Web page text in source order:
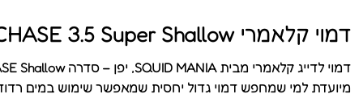
דמוי קלאמרי Squid Mania WILD CHASE 3.5 Super Shallow
דמוי לדייג קלאמרי מבית SQUID MANIA, יפן – סדרה WILD CHASE Shallow במידה 3.5 במשקל של 17.5 גרם בקצב שקיעה של 8 שניות למטר.
מיועדת למי שמחפש דמוי גדול יחסית שמאפשר שימוש במים